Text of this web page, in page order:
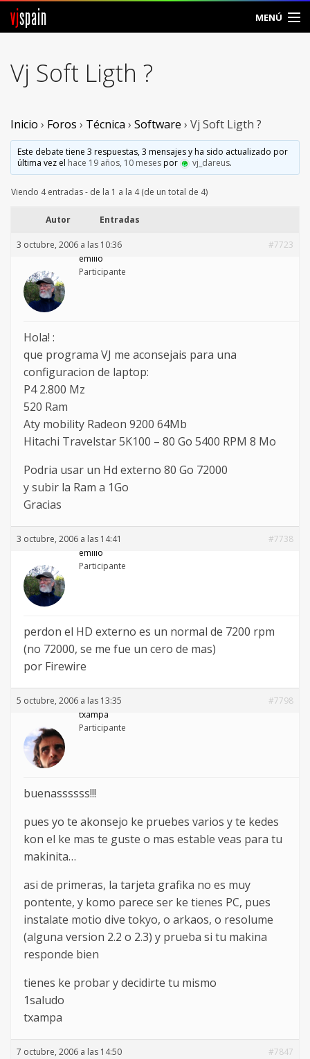
vjspain MENÚ
Foros
Vjspain
Contacto
Entrar
Crear Cuenta
Vj Soft Ligth ?
Inicio › Foros › Técnica › Software › Vj Soft Ligth ?
Este debate tiene 3 respuestas, 3 mensajes y ha sido actualizado por
última vez el hace 19 años, 10 mesespor vj_dareus.
Viendo 4 entradas - de la 1 a la 4 (de un total de 4)
Autor Entradas
3 octubre, 2006 a las 10:36
#7723
emilio
Participante
Hola! :
que programa VJ me aconsejais para una
configuracion de laptop:
P4 2.800 Mz
520 Ram
Aty mobility Radeon 9200 64Mb
Hitachi Travelstar 5K100 – 80 Go 5400 RPM 8 Mo
Podria usar un Hd externo 80 Go 72000
y subir la Ram a 1Go
Gracias
3 octubre, 2006 a las 14:41
#7738
emilio
Participante
perdon el HD externo es un normal de 7200 rpm
(no 72000, se me fue un cero de mas)
por Firewire
5 octubre, 2006 a las 13:35
#7798
txampa
Participante
buenassssss!!!
pues yo te akonsejo ke pruebes varios y te kedes
kon el ke mas te guste o mas estable veas para tu
makinita…
asi de primeras, la tarjeta grafika no es muy
pontente, y komo parece ser ke tienes PC, pues
instalate motio dive tokyo, o arkaos, o resolume
(alguna version 2.2 o 2.3) y prueba si tu makina
responde bien
tienes ke probar y decidirte tu mismo
1saludo
txampa
7 octubre, 2006 a las 14:50
#7847